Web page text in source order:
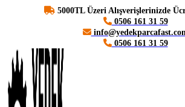
5000TL Üzeri Alışverişlerinizde
0506 161 31 59
0506 161 31 59